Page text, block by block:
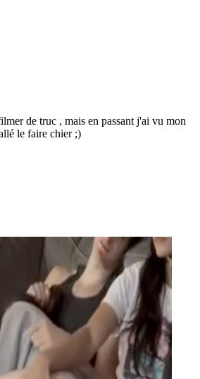
de truc , mais en passant j'ai vu mon
le faire chier ;)